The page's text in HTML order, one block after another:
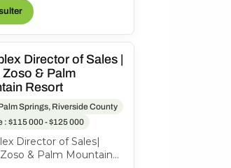
to our very special
Director of Sales |
Zoso & Palm
Resort
Springs, Riverside County
: $115 000 - $125 000
Director of Sales|
& Palm Mountain